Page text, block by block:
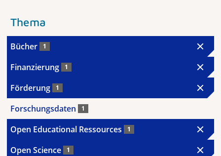
Thema
Bücher 1
Finanzierung 1
Förderung 1
Forschungsdaten 1
Open Educational Ressources 1
Open Science 1